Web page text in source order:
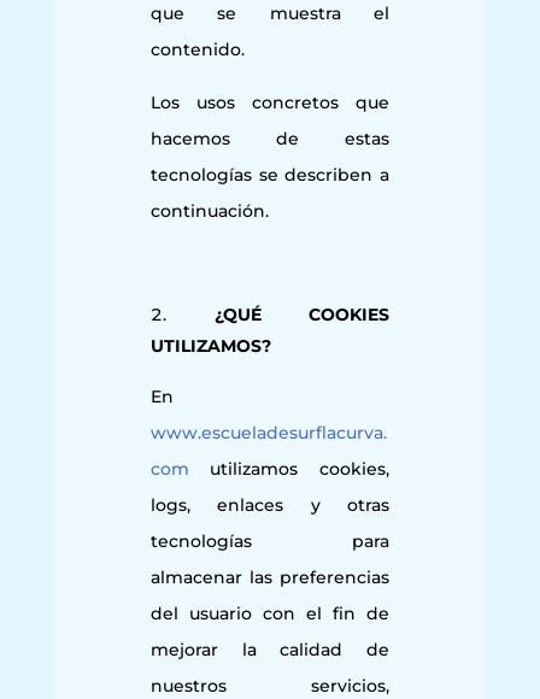
que se muestra el
contenido.
Los usos concretos que
hacemos de estas
tecnologías se describen a
continuación.
¿QUÉ COOKIES
UTILIZAMOS?
En
www.escueladesurflacurva.
com utilizamos cookies,
logs, enlaces y otras
tecnologías para
almacenar las preferencias
del usuario con el fin de
mejorar la calidad de
nuestros servicios,